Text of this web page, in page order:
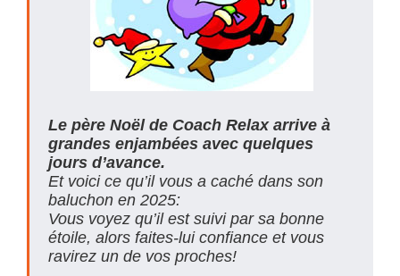
Le père Noël de Coach Relax arrive à
grandes enjambées avec quelques
jours d’avance.
Et voici ce qu’il vous a caché dans son
baluchon en 2025:
Vous voyez qu’il est suivi par sa bonne
étoile, alors faites-lui confiance et vous
ravirez un de vos proches!